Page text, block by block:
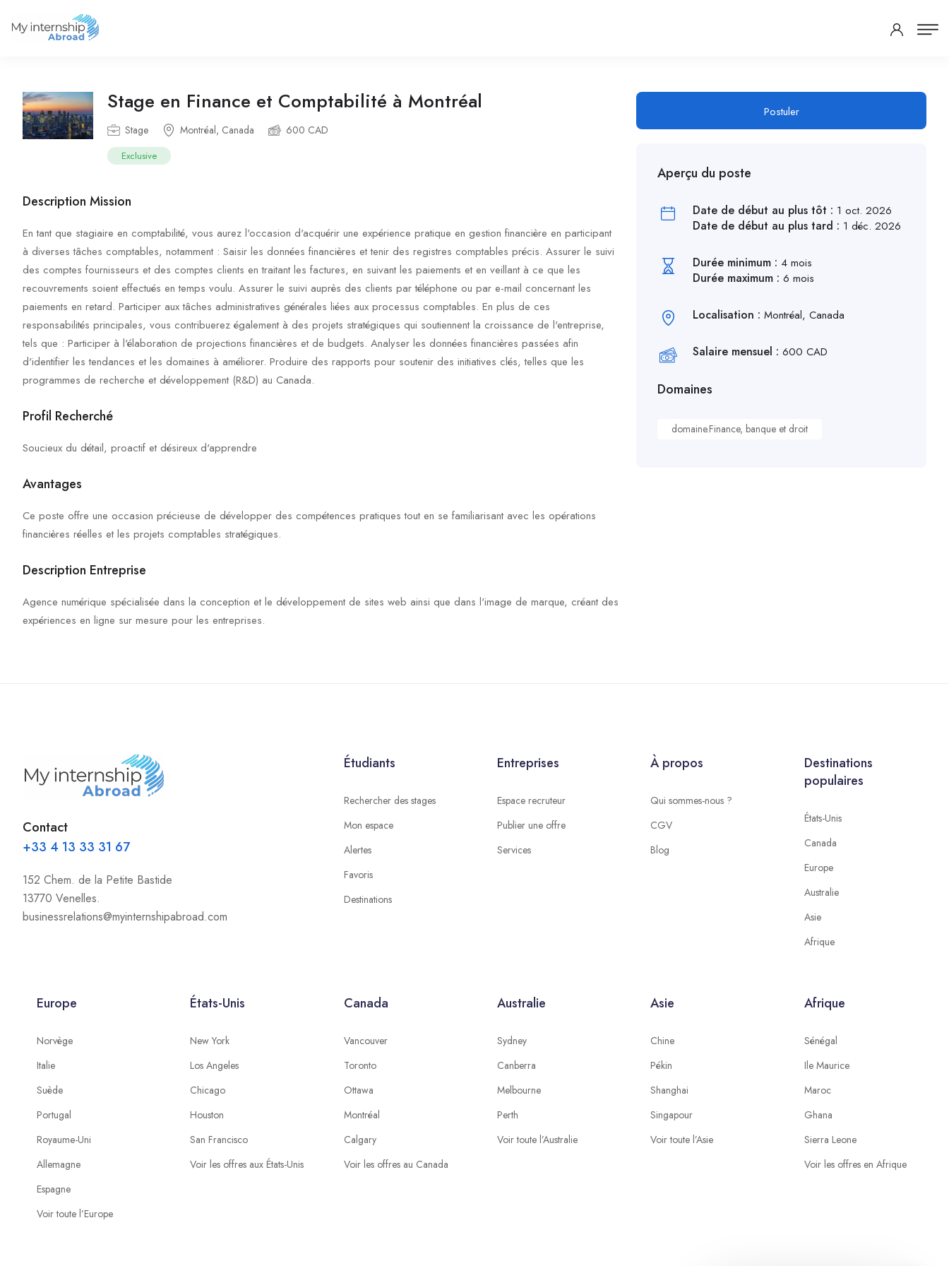
Stage en Finance et Comptabilité à Montréal
Stage Montréal, Canada 600 CAD
Exclusive
Description Mission
En tant que stagiaire en comptabilité, vous aurez l'occasion d'acquérir une expérience pratique en gestion financière en participant
à diverses tâches comptables, notamment : Saisir les données financières et tenir des registres comptables précis. Assurer le suivi
des comptes fournisseurs et des comptes clients en traitant les factures, en suivant les paiements et en veillant à ce que les
recouvrements soient effectués en temps voulu. Assurer le suivi auprès des clients par téléphone ou par e-mail concernant les
paiements en retard. Participer aux tâches administratives générales liées aux processus comptables. En plus de ces
responsabilités principales, vous contribuerez également à des projets stratégiques qui soutiennent la croissance de l'entreprise,
tels que : Participer à l'élaboration de projections financières et de budgets. Analyser les données financières passées afin
d'identifier les tendances et les domaines à améliorer. Produire des rapports pour soutenir des initiatives clés, telles que les
programmes de recherche et développement (R&D) au Canada.
Profil Recherché
Soucieux du détail, proactif et désireux d'apprendre
Avantages
Ce poste offre une occasion précieuse de développer des compétences pratiques tout en se familiarisant avec les opérations
financières réelles et les projets comptables stratégiques.
Description Entreprise
Agence numérique spécialisée dans la conception et le développement de sites web ainsi que dans l'image de marque, créant des
expériences en ligne sur mesure pour les entreprises.
Postuler
Aperçu du poste
Date de début au plus tôt : 1 oct. 2026
Date de début au plus tard : 1 déc. 2026
Durée minimum : 4 mois
Durée maximum :6 mois
Localisation :Montréal, Canada
Salaire mensuel :600 CAD
Domaines
domaine.Finance, banque et droit
Contact
+33 4 13 33 31 67
152 Chem. de la Petite Bastide
13770 Venelles.
businessrelations@myinternshipabroad.com
Étudiants
Rechercher des stages
Mon espace
Alertes
Favoris
Destinations
Entreprises
Espace recruteur
Publier une offre
Services
À propos
Qui sommes-nous ?
CGV
Blog
Destinations
populaires
États-Unis
Canada
Europe
Australie
Asie
Afrique
Europe
Norvège
Italie
Suède
Portugal
Royaume-Uni
Allemagne
Espagne
Voir toute l’Europe
États-Unis
New York
Los Angeles
Chicago
Houston
San Francisco
Voir les offres aux États-Unis
Canada
Vancouver
Toronto
Ottawa
Montréal
Calgary
Voir les offres au Canada
Australie
Sydney
Canberra
Melbourne
Perth
Voir toute l’Australie
Asie
Chine
Pékin
Shanghai
Singapour
Voir toute l’Asie
Afrique
Sénégal
Ile Maurice
Maroc
Ghana
Sierra Leone
Voir les offres en Afrique